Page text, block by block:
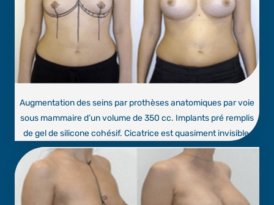
Augmentation des seins par prothèses anatomiques par voie
sous mammaire d’un volume de 350 cc. Implants pré remplis
de gel de silicone cohésif. Cicatrice est quasiment invisible.